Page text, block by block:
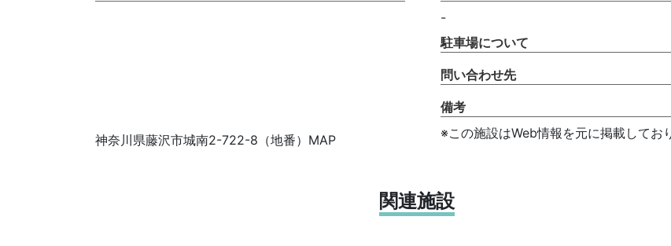
神奈川県藤沢市城南2-722-8（地番）MAP
-
駐車場について
問い合わせ先
備考
※この施設はWeb情報を元に掲載してお
関連施設